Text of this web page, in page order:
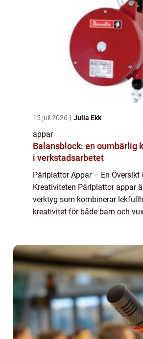
15 juli 2026 Julia Ekk
appar
Balansblock: en oumbärlig
i verkstadsarbetet
Pärlplattor Appar – En Översikt
Kreativiteten Pärlplattor appar
verktyg som kombinerar
kreativitet för både barn och